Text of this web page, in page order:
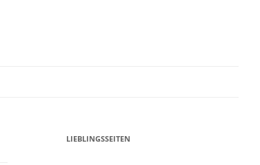
LIEBLINGSSEITEN